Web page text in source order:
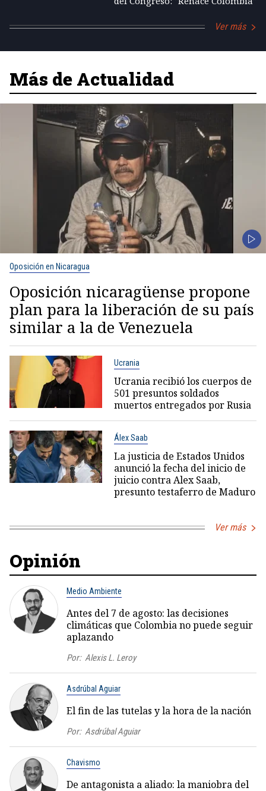
Ver más
Más de Actualidad
Oposición en Nicaragua
Oposición nicaragüense propone
plan para la liberación de su país
similar a la de Venezuela
Ucrania
Ucrania recibió los cuerpos de
501 presuntos soldados
muertos entregados por Rusia
Álex Saab
La justicia de Estados Unidos
anunció la fecha del inicio de
juicio contra Alex Saab,
presunto testaferro de Maduro
Ver más
Opinión
Medio Ambiente
Antes del 7 de agosto: las decisiones
climáticas que Colombia no puede seguir
aplazando
Por: Alexis L. Leroy
Asdrúbal Aguiar
El fin de las tutelas y la hora de la nación
Por: Asdrúbal Aguiar
Chavismo
De antagonista a aliado: la maniobra del